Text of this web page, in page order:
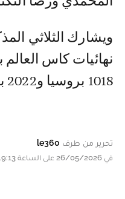
ويشارك الثلاثي
نهائيات كاس
1018 بروسيا و2022 بقطر.
تحرير من طرف le360
في 26/05/2026 على الساعة 19:13